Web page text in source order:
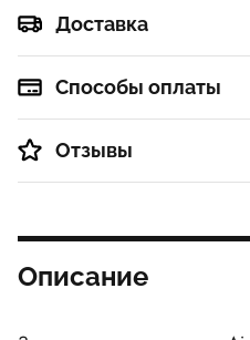
Доставка
Способы оплаты
Отзывы
Описание